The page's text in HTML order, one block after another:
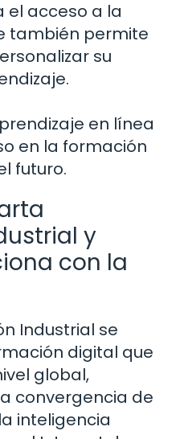
el acceso a la
también permite
su
en línea
en la formación
futuro.
y
con la
Industrial se
digital que
global,
convergencia de
inteligencia